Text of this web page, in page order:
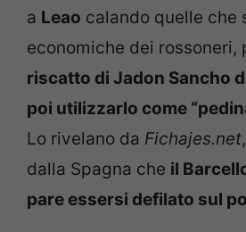
a Leao calando quelle che
economiche dei rossoneri,
riscatto di Jadon Sancho
poi utilizzarlo come
Lo rivelano da Fichajes.net
dalla Spagna che il
pare essersi defilato sul